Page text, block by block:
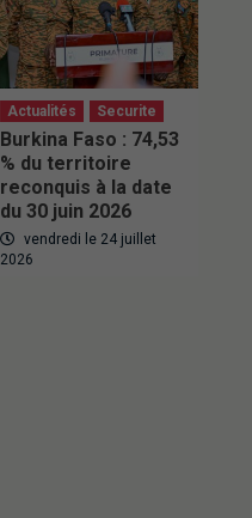
Actualités Securite
Burkina Faso : 74,53
% du territoire
reconquis à la date
du 30 juin 2026
vendredi le 24 juillet
2026